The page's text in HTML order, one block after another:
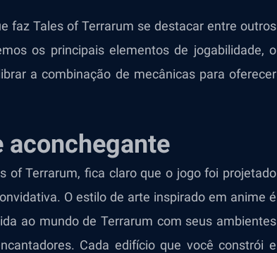
faz Tales of Terrarum se destacar entre outros
os principais elementos de jogabilidade, o
a combinação de mecânicas para oferecer
aconchegante
of Terrarum, fica claro que o jogo foi projetado
O estilo de arte inspirado em anime é
ao mundo de Terrarum com seus ambientes
Cada edifício que você constrói e